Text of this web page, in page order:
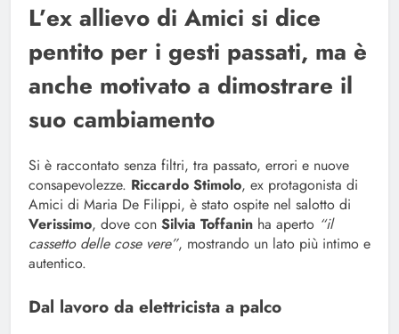
L’ex allievo di Amici si dice
pentito per i gesti passati, ma è
anche motivato a dimostrare il
suo cambiamento
Si è raccontato senza filtri, tra passato, errori e nuove
consapevolezze. Riccardo Stimolo, ex protagonista di
Amici di Maria De Filippi, è stato ospite nel salotto di
Verissimo, dove con Silvia Toffanin ha aperto “il
cassetto delle cose vere”, mostrando un lato più intimo e
autentico.
Dal lavoro da elettricista a palco